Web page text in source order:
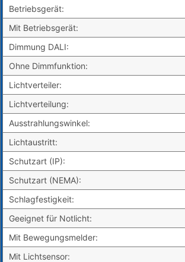
Betriebsgerät:
Mit Betriebsgerät:
Dimmung DALI:
Ohne Dimmfunktion:
Lichtverteiler:
Lichtverteilung:
Ausstrahlungswinkel:
Lichtaustritt:
Schutzart (IP):
Schutzart (NEMA):
Schlagfestigkeit:
Geeignet für Notlicht:
Mit Bewegungsmelder:
Mit Lichtsensor: